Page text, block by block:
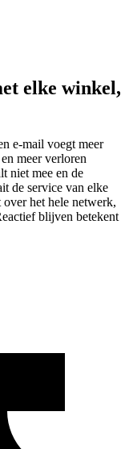
elke winkel,
e-mail voegt meer
meer verloren
niet mee en de
de service van elke
het hele netwerk,
blijven betekent